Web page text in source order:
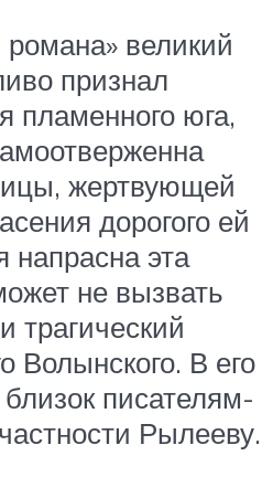
великий
признал
пламенного юга,
жертвующей
дорогого ей
напрасна эта
не вызвать
трагический
Волынского. В его
близок писателям-
Рылееву.